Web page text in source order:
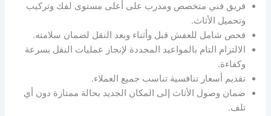
فريق فني متخصص ومدرب على أعلى مستوى لفك وتركيب
وتحميل الأثاث.
فحص شامل للعفش قبل وأثناء وبعد النقل لضمان سلامته.
الالتزام التام بالمواعيد المحددة لإنجاز عمليات النقل بسرعة
وكفاءة.
تقديم أسعار تنافسية تناسب جميع العملاء.
ضمان وصول الأثاث إلى المكان الجديد بحالة ممتازة دون أي
تلف.